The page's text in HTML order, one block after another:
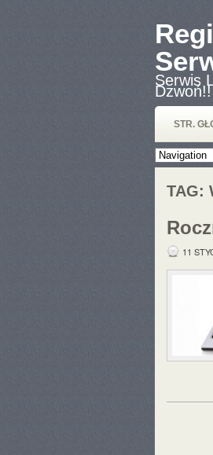
Serwis
STR.
TAG:
11